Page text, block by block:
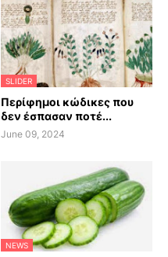
SLIDER
Περίφημοι κώδικες που
δεν έσπασαν ποτέ...
June 09, 2024
NEWS